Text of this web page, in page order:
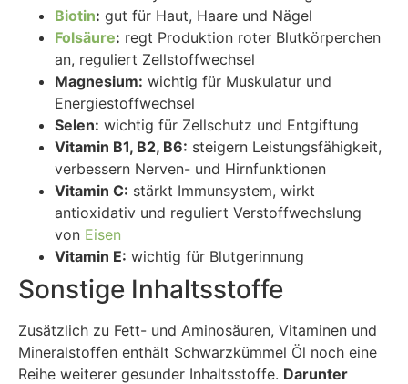
Biotin: gut für Haut, Haare und Nägel
Folsäure: regt Produktion roter Blutkörperchen
an, reguliert Zellstoffwechsel
Magnesium: wichtig für Muskulatur und
Energiestoffwechsel
Selen: wichtig für Zellschutz und Entgiftung
Vitamin B1, B2, B6: steigern Leistungsfähigkeit,
verbessern Nerven- und Hirnfunktionen
Vitamin C: stärkt Immunsystem, wirkt
antioxidativ und reguliert Verstoffwechslung
von Eisen
Vitamin E: wichtig für Blutgerinnung
Sonstige Inhaltsstoffe
Zusätzlich zu Fett- und Aminosäuren, Vitaminen und
Mineralstoffen enthält Schwarzkümmel Öl noch eine
Reihe weiterer gesunder Inhaltsstoffe. Darunter